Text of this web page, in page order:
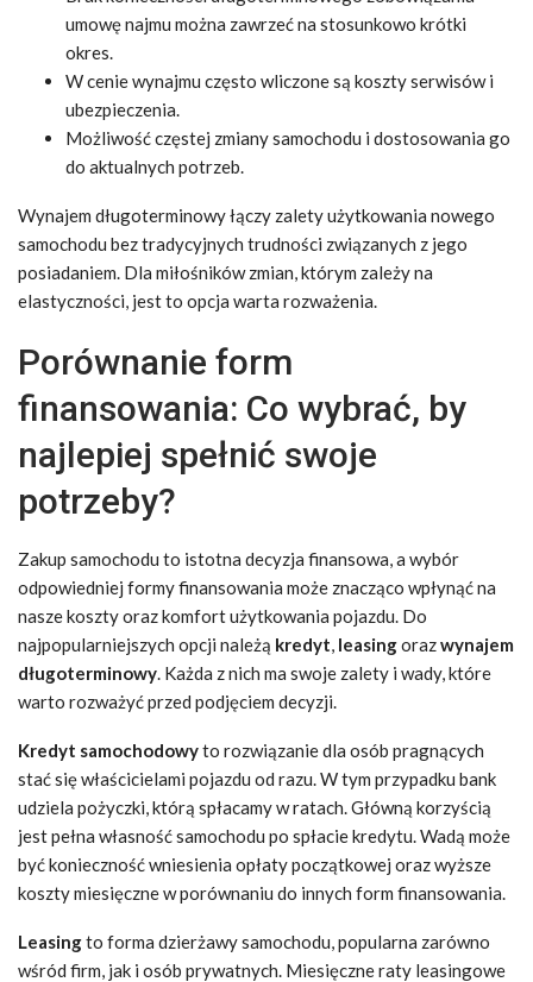
umowę najmu można zawrzeć na stosunkowo krótki
okres.
W cenie wynajmu często wliczone są koszty serwisów i
ubezpieczenia.
Możliwość częstej zmiany samochodu i dostosowania go
do aktualnych potrzeb.
Wynajem długoterminowy łączy zalety użytkowania nowego
samochodu bez tradycyjnych trudności związanych z jego
posiadaniem. Dla miłośników zmian, którym zależy na
elastyczności, jest to opcja warta rozważenia.
Porównanie form
finansowania: Co wybrać, by
najlepiej spełnić swoje
potrzeby?
Zakup samochodu to istotna decyzja finansowa, a wybór
odpowiedniej formy finansowania może znacząco wpłynąć na
nasze koszty oraz komfort użytkowania pojazdu. Do
najpopularniejszych opcji należą kredyt, leasingorazwynajem
długoterminowy. Każda z nich ma swoje zalety i wady, które
warto rozważyć przed podjęciem decyzji.
Kredyt samochodowyto rozwiązanie dla osób pragnących
stać się właścicielami pojazdu od razu. W tym przypadku bank
udziela pożyczki, którą spłacamy w ratach. Główną korzyścią
jest pełna własność samochodu po spłacie kredytu. Wadą może
być konieczność wniesienia opłaty początkowej oraz wyższe
koszty miesięczne w porównaniu do innych form finansowania.
Leasingto forma dzierżawy samochodu, popularna zarówno
wśród firm, jak i osób prywatnych. Miesięczne raty leasingowe